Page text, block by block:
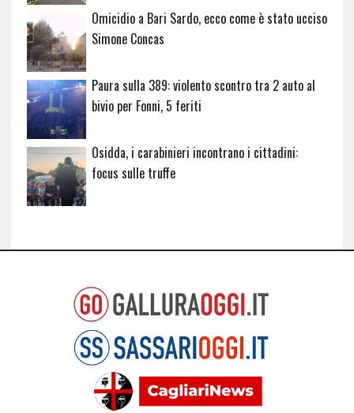
Omicidio a Bari Sardo, ecco come è stato ucciso
Simone Concas
Paura sulla 389: violento scontro tra 2 auto al
bivio per Fonni, 5 feriti
Osidda, i carabinieri incontrano i cittadini:
focus sulle truffe